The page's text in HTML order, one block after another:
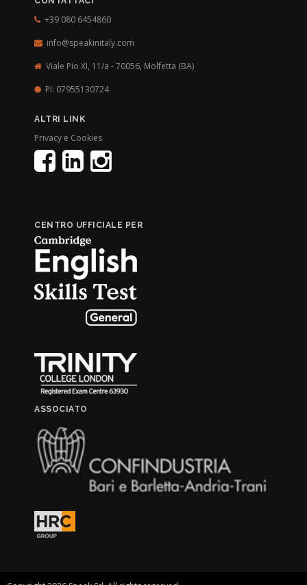
+39 080 6454860
info@speakinitaly.com
Viale Pio XI, 11/a - 70056, Molfetta (BA)
PI: 07955130724
ALTRI LINK
Privacy e Cookies
CENTRO UFFICIALE PER
ASSOCIATO